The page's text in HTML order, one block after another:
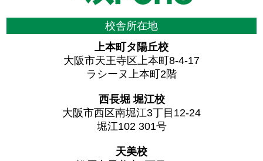
校舎所在地
上本町タ陽丘校
大阪市天王寺区上本町8-4-17
ラシーヌ上本町2階
西長堀 堀江校
大阪市西区南堀江3丁目12-24
堀江102 301号
天美校